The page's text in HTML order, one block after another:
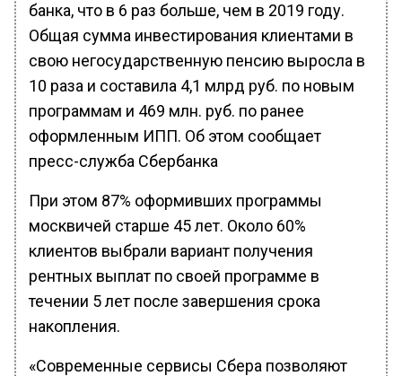
банка, что в 6 раз больше, чем в 2019 году.
Общая сумма инвестирования клиентами в
свою негосударственную пенсию выросла в
10 раза и составила 4,1 млрд руб. по новым
программам и 469 млн. руб. по ранее
оформленным ИПП. Об этом сообщает
пресс-служба Сбербанка
При этом 87% оформивших программы
москвичей старше 45 лет. Около 60%
клиентов выбрали вариант получения
рентных выплат по своей программе в
течении 5 лет после завершения срока
накопления.
«Современные сервисы Сбера позволяют